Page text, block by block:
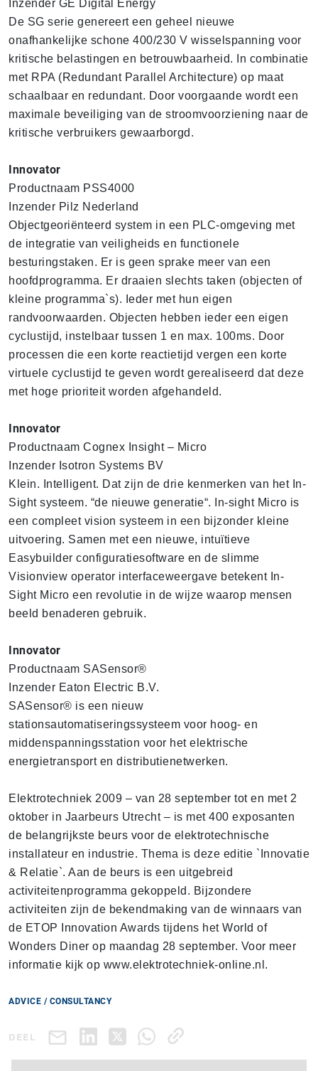
Inzender GE Digital Energy
De SG serie genereert een geheel nieuwe
onafhankelijke schone 400/230 V wisselspanning voor
kritische belastingen en betrouwbaarheid. In combinatie
met RPA (Redundant Parallel Architecture) op maat
schaalbaar en redundant. Door voorgaande wordt een
maximale beveiliging van de stroomvoorziening naar de
kritische verbruikers gewaarborgd.
Innovator
Productnaam PSS4000
Inzender Pilz Nederland
Objectgeoriënteerd system in een PLC-omgeving met
de integratie van veiligheids en functionele
besturingstaken. Er is geen sprake meer van een
hoofdprogramma. Er draaien slechts taken (objecten of
kleine programma`s). Ieder met hun eigen
randvoorwaarden. Objecten hebben ieder een eigen
cyclustijd, instelbaar tussen 1 en max. 100ms. Door
processen die een korte reactietijd vergen een korte
virtuele cyclustijd te geven wordt gerealiseerd dat deze
met hoge prioriteit worden afgehandeld.
Innovator
Productnaam Cognex Insight – Micro
Inzender Isotron Systems BV
Klein. Intelligent. Dat zijn de drie kenmerken van het In-
Sight systeem. “de nieuwe generatie“. In-sight Micro is
een compleet vision systeem in een bijzonder kleine
uitvoering. Samen met een nieuwe, intuïtieve
Easybuilder configuratiesoftware en de slimme
Visionview operator interfaceweergave betekent In-
Sight Micro een revolutie in de wijze waarop mensen
beeld benaderen gebruik.
Innovator
Productnaam SASensor®
Inzender Eaton Electric B.V.
SASensor® is een nieuw
stationsautomatiseringssysteem voor hoog- en
middenspanningsstation voor het elektrische
energietransport en distributienetwerken.
Elektrotechniek 2009 – van 28 september tot en met 2
oktober in Jaarbeurs Utrecht – is met 400 exposanten
de belangrijkste beurs voor de elektrotechnische
installateur en industrie. Thema is deze editie `Innovatie
& Relatie`. Aan de beurs is een uitgebreid
activiteitenprogramma gekoppeld. Bijzondere
activiteiten zijn de bekendmaking van de winnaars van
de ETOP Innovation Awards tijdens het World of
Wonders Diner op maandag 28 september. Voor meer
informatie kijk op www.elektrotechniek-online.nl.
ADVICE / CONSULTANCY
DEEL